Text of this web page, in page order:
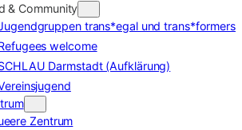
& Community
trans*egal und trans*formers
welcome
Darmstadt (Aufklärung)
Zentrum